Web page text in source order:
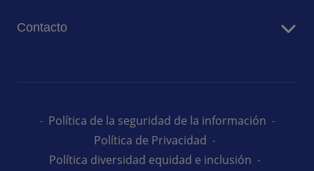
Empresa e Industria
Contacto
Política de la seguridad de la información
Política de Privacidad
Política diversidad equidad e inclusión